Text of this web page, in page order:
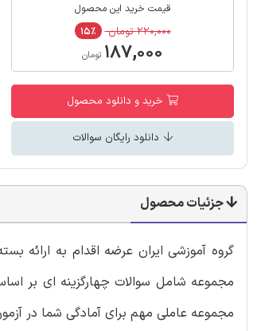
قیمت خرید این محصول
۲۲۰,۰۰۰ تومان ۱۵٪
۱۸۷,۰۰۰ تومان
خرید و دانلود محصول
دانلود رایگان سوالات
جزئیات محصول
گروه آموزشی ایران عرضه اقدام به ارائه
مجموعه شامل سوالات چهارگزینه ای بر
مجموعه عاملی مهم برای آمادگی شما در